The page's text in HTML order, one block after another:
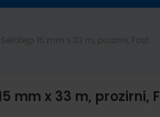
mm x 33 m, prozirni,